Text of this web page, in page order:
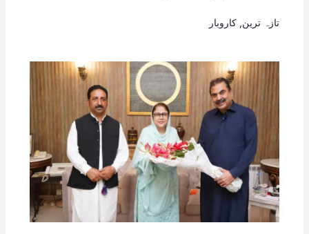
تازہ ترین کاروبار